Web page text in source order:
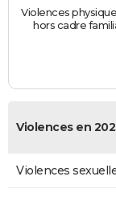
Violences
hors cadre
Violences en
Violences